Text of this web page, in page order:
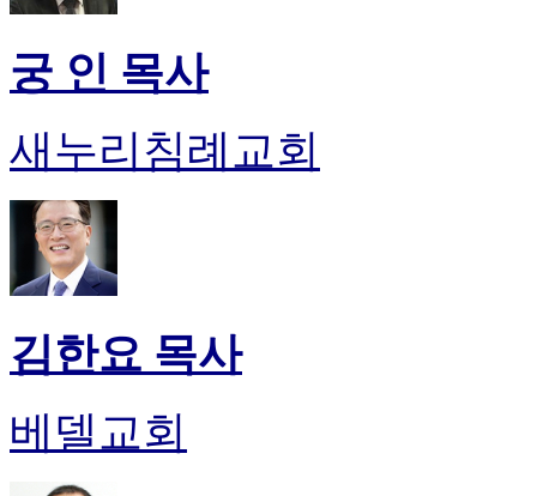
간
출
궁 인 목사
새누리침례교회
김한요 목사
베델교회